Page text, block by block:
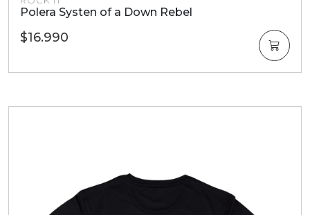
Polera Systen of a Down Rebel
$16.990